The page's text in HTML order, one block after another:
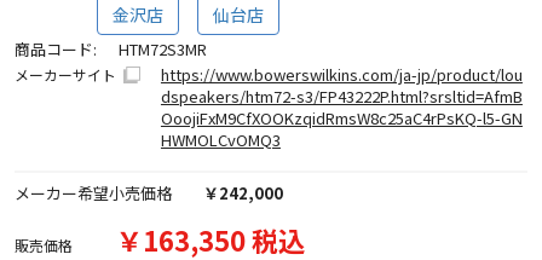
金沢店
仙台店
商品コード: HTM72S3MR
メーカーサイト
https://www.bowerswilkins.com/ja-jp/product/lou
dspeakers/htm72-s3/FP43222P.html?srsltid=AfmB
OoojiFxM9CfXOOKzqidRmsW8c25aC4rPsKQ-l5-GN
HWMOLCvOMQ3
メーカー希望小売価格 ￥242,000
販売価格 ￥163,350 税込